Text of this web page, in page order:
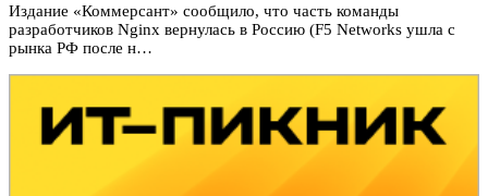
Издание «Коммерсант» сообщило, что часть команды
разработчиков Nginx вернулась в Россию (F5 Networks ушла с
рынка РФ после н…